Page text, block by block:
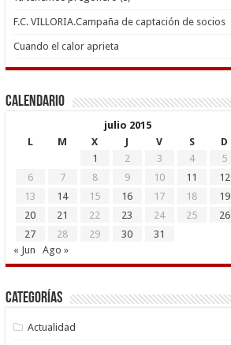
F.C. VILLORIA.Campaña de captación de socios
Cuando el calor aprieta
Calendario
julio 2015
L
M X J V S
D
1
2 3 4
5
6
7 8 9 10 11
12
13
14 15 16 17 18
19
20
21 22 23 24 25
26
27
28 29 30
31
« Jun
Ago »
Categorías
Actualidad